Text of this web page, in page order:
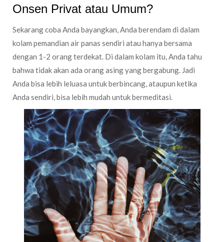
Onsen Privat atau Umum?
Sekarang coba Anda bayangkan, Anda berendam di dalam
kolam pemandian air panas sendiri atau hanya bersama
dengan 1-2 orang terdekat. Di dalam kolam itu, Anda tahu
bahwa tidak akan ada orang asing yang bergabung. Jadi
Anda bisa lebih leluasa untuk berbincang, ataupun ketika
Anda sendiri, bisa lebih mudah untuk bermeditasi.